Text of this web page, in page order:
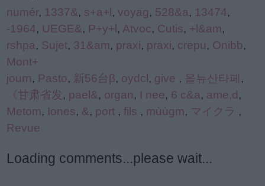
numér, 1337&, s+a+l, voyag, 528&a, 13474,
-1964, UEGE&, P+y+l, Atvoc, Cutis, +l&am,
rshpa, Sujet, 31&am, praxi, praxi, crepu, Onibb,
Mont+
journ, Pasto, 新56台β, oydcl, give , 올뉴산타페 ,
《甘肃省发, pael&, organ, I nee, 6 c&a, ame,d,
Metom, Iones, &, port , fils , mùùgm, マイクラ ,
Revue
Loading comments...please wait...